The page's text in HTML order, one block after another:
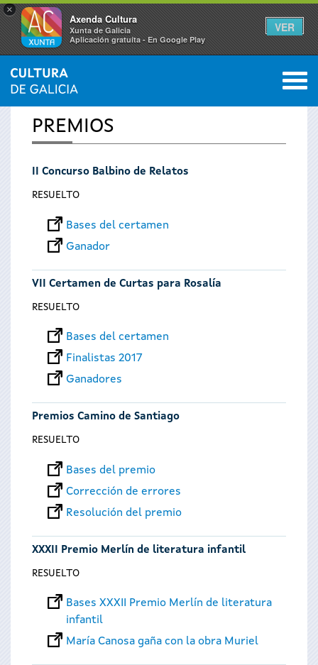
×
Axenda Cultura
Xunta de Galicia
Aplicación gratuíta - En Google Play
VER
Se
encuentra
usted
INICIO 0
PREMIOS
II Concurso Balbino de Relatos
RESUELTO
Bases del certamen
Ganador
VII Certamen de Curtas para Rosalía
RESUELTO
Bases del certamen
Finalistas 2017
Ganadores
Premios Camino de Santiago
RESUELTO
Bases del premio
Corrección de errores
Resolución del premio
XXXII Premio Merlín de literatura infantil
RESUELTO
Bases XXXII Premio Merlín de literatura
infantil
María Canosa gaña con la obra Muriel